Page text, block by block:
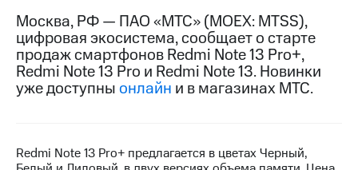
Контакты
Медиа-центр
Пресс-
релизы
о технологиях
Москва, РФ — ПАО «МТС» (MOEX: MTSS),
цифровая экосистема, сообщает о старте
продаж смартфонов Redmi Note 13 Pro+,
Redmi Note 13 Pro и Redmi Note 13. Новинки
уже доступныонлайн и в магазинах МТС.
Redmi Note 13 Pro+ предлагается в цветах Черный,